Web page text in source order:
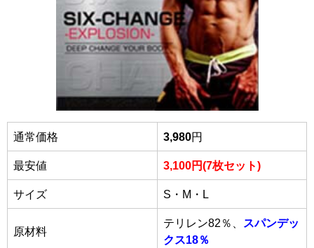
通常価格 3,980円
最安値 3,100円(7枚セット)
サイズ S・M・L
原材料
テリレン82％、
スパンデッ
クス18％